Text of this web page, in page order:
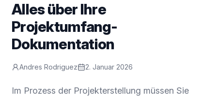
Alles über Ihre
Projektumfang-
Dokumentation
Andres Rodriguez 2. Januar 2026
Im Prozess der Projekterstellung müssen Sie